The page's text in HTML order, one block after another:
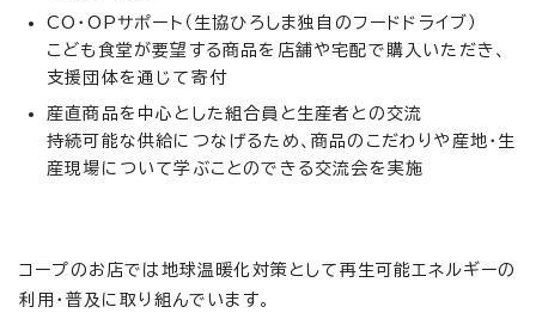
CO・OPサポート（生協ひろしま独自のフードドライブ）
こども食堂が要望する商品を店舗や宅配で購入いただき、
支援団体を通じて寄付
産直商品を中心とした組合員と生産者との交流
持続可能な供給につなげるため、商品のこだわりや産地・生
産現場について学ぶことのできる交流会を実施
コープのお店では地球温暖化対策として再生可能エネルギーの
利用・普及に取り組んでいます。